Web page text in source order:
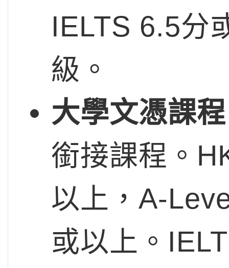
IELTS 6.5分
級。
大學文憑課程
銜接課程。
以上，A-
或以上。